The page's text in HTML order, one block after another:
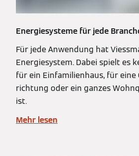
Energiesysteme für jede
Für jede Anwendung hat
Energiesystem. Dabei spielt es
für ein Einfamilienhaus, für
richtung oder ein ganzes
ist.
Mehr lesen